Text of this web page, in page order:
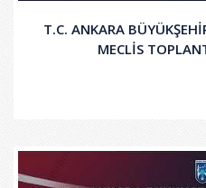
T.C. ANKARA
MECLİS